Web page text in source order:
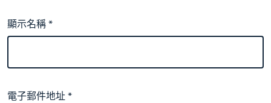
顯示名稱*
電子郵件地址*